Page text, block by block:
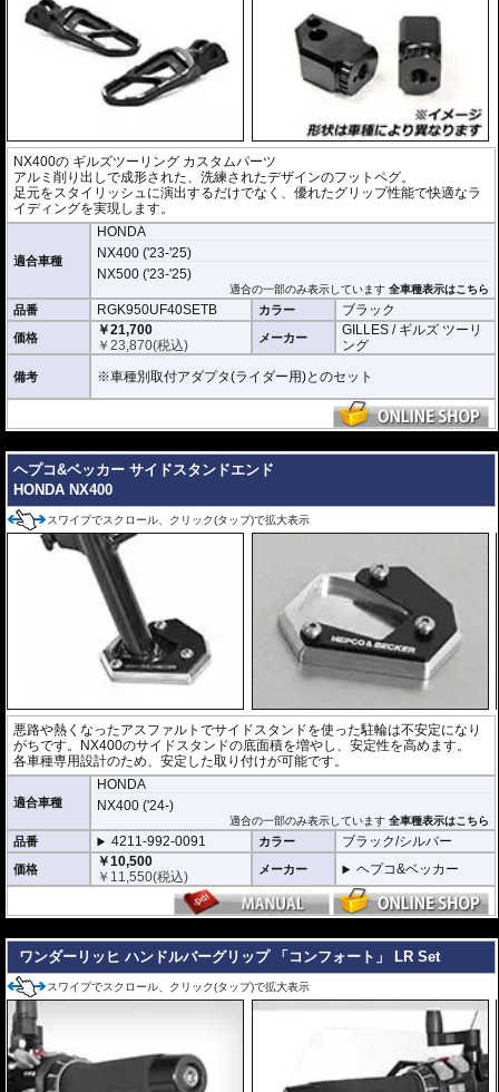
NX400の ギルズツーリング カスタムパーツ
アルミ削り出しで成形された、洗練されたデザインのフットペグ。
足元をスタイリッシュに演出するだけでなく、優れたグリップ性能で快適なラ
イディングを実現します。
適合車種
HONDA
NX400 ('23-'25)
NX500 ('23-'25)
適合の一部のみ表示しています全車種表示はこちら
品番 RGK950UF40SETB カラー ブラック
価格
￥21,700
￥23,870(税込) メーカー
GILLES / ギルズ ツーリ
ング
備考 ※車種別取付アダプタ(ライダー用)とのセット
ヘプコ&ベッカー サイドスタンドエンド
HONDA NX400
スワイプでスクロール、クリック(タップ)で拡大表示
悪路や熱くなったアスファルトでサイドスタンドを使った駐輪は不安定になり
がちです。NX400のサイドスタンドの底面積を増やし、安定性を高めます。
各車種専用設計のため、安定した取り付けが可能です。
適合車種
HONDA
NX400 ('24-)
適合の一部のみ表示しています全車種表示はこちら
品番 4211-992-0091 カラー ブラック/シルバー
価格
￥10,500
￥ 11,550(税込) メーカー ヘプコ&ベッカー
ワンダーリッヒ ハンドルバーグリップ 「コンフォート」 LR Set
スワイプでスクロール、クリック(タップ)で拡大表示